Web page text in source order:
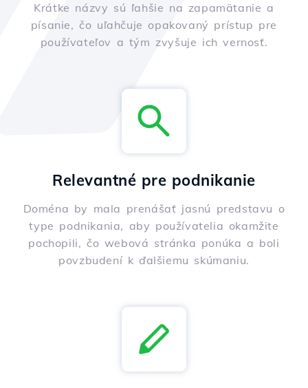
Krátke názvy sú ľahšie na zapamätanie a
písanie, čo uľahčuje opakovaný prístup pre
používateľov a tým zvyšuje ich vernosť.
Relevantné pre podnikanie
Doména by mala prenášať jasnú predstavu o
type podnikania, aby používatelia okamžite
pochopili, čo webová stránka ponúka a boli
povzbudení k ďalšiemu skúmaniu.